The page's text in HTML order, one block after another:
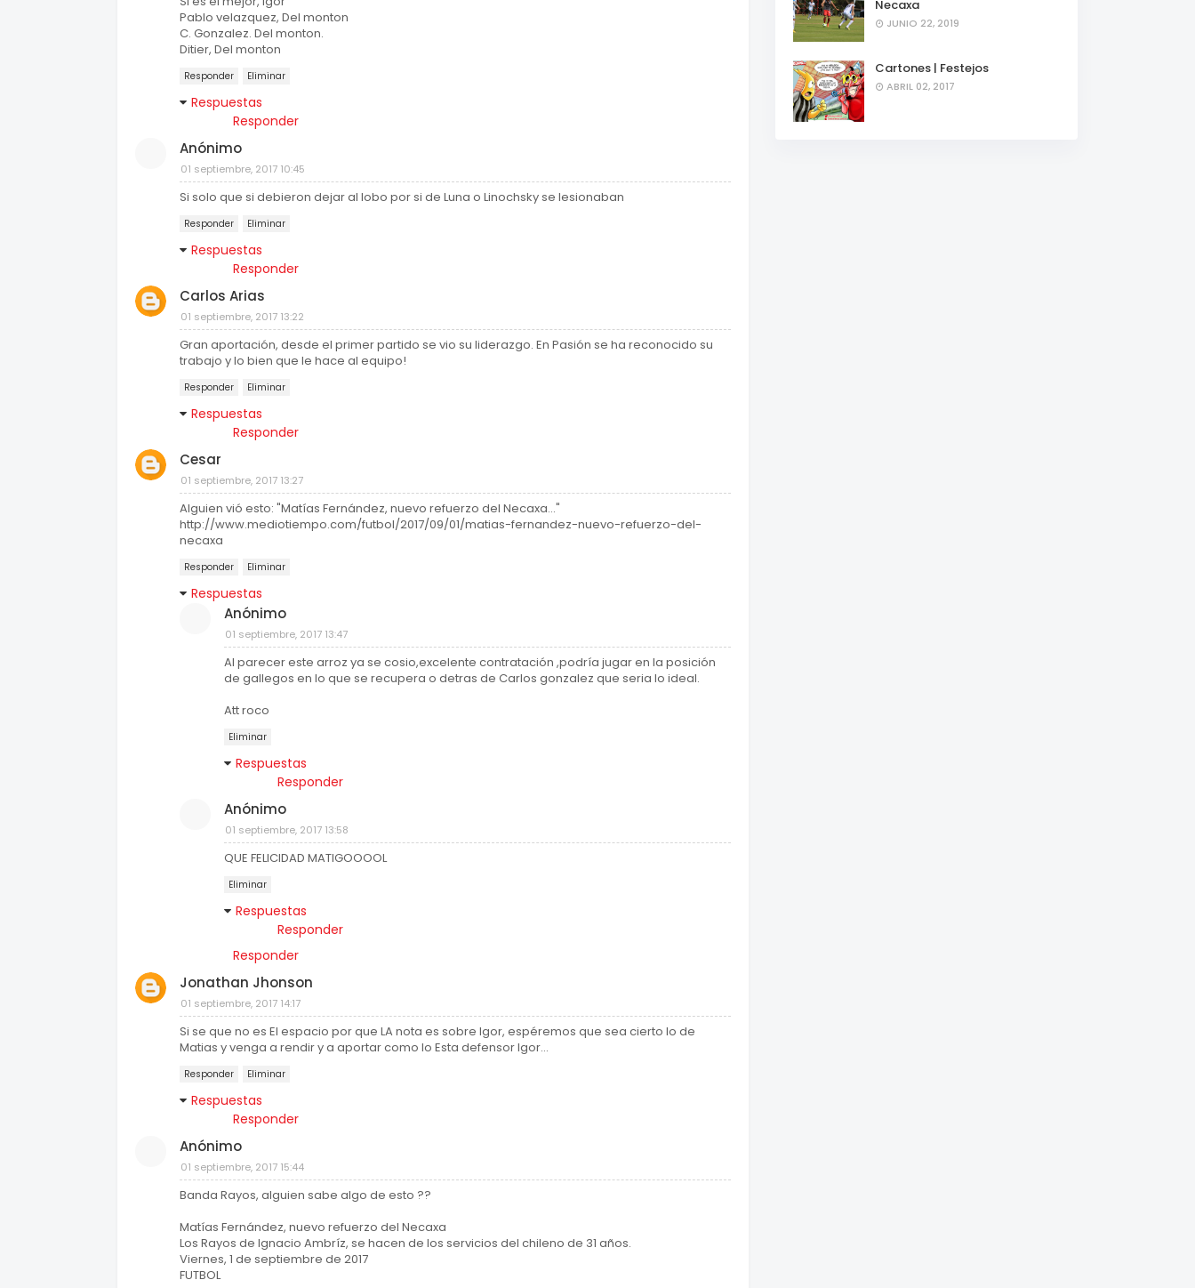
Pablo velazquez, Del monton
C. Gonzalez. Del monton.
Ditier, Del monton
Responder Eliminar
Respuestas
Responder
Anónimo
01 septiembre, 2017 10:45
Si solo que si debieron dejar al lobo por si de Luna o Linochsky se lesionaban
Responder Eliminar
Respuestas
Responder
Carlos Arias
01 septiembre, 2017 13:22
Gran aportación, desde el primer partido se vio su liderazgo. En Pasión se ha reconocido su
trabajo y lo bien que le hace al equipo!
Responder Eliminar
Respuestas
Responder
Cesar
01 septiembre, 2017 13:27
Alguien vió esto: "Matías Fernández, nuevo refuerzo del Necaxa..."
http://www.mediotiempo.com/futbol/2017/09/01/matias-fernandez-nuevo-refuerzo-del-
necaxa
Responder Eliminar
Respuestas
Anónimo
01 septiembre, 2017 13:47
Al parecer este arroz ya se cosio,excelente contratación ,podría jugar en la posición
de gallegos en lo que se recupera o detras de Carlos gonzalez que seria lo ideal.
Att roco
Eliminar
Respuestas
Responder
Anónimo
01 septiembre, 2017 13:58
QUE FELICIDAD MATIGOOOOL
Eliminar
Respuestas
Responder
Responder
Jonathan Jhonson
01 septiembre, 2017 14:17
Si se que no es El espacio por que LA nota es sobre Igor, espéremos que sea cierto lo de
Matias y venga a rendir y a aportar como lo Esta defensor Igor...
Responder Eliminar
Respuestas
Responder
Anónimo
01 septiembre, 2017 15:44
Banda Rayos, alguien sabe algo de esto ??
Matías Fernández, nuevo refuerzo del Necaxa
Los Rayos de Ignacio Ambríz, se hacen de los servicios del chileno de 31 años.
Viernes, 1 de septiembre de 2017
FUTBOL
Necaxa
JUNIO 22, 2019
Cartones | Festejos
ABRIL 02, 2017